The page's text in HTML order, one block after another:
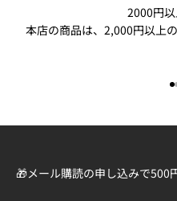
2000円
本店の商品は、2,000円以上
🎁メール購読の申し込みで500